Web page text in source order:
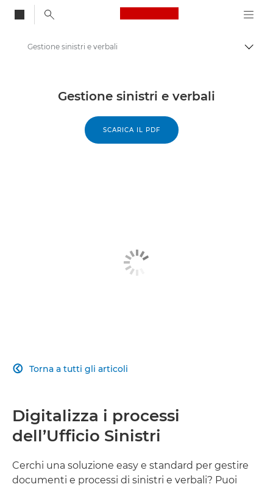
Canon Logo, back
Soluzioni e servizi
Canon SMARTAPP
Gestione sinistri e verbali
Gestione sinistri e verbali
SCARICA IL PDF
Torna a tutti gli articoli

Digitalizza i processi
dell’Ufficio Sinistri
Cerchi una soluzione easy e standard per gestire
documenti e processi di sinistri e verbali? Puoi